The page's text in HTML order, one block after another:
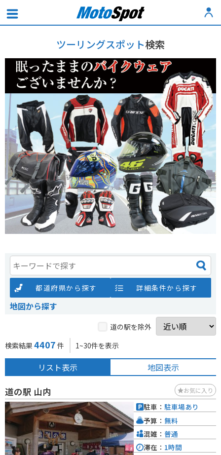
ツーリングスポット検索
都道府県から探す 詳細条件から探す
地図から探す
道の駅を除外
検索結果 4407 件 1~30件を表示
リスト表示 地図表示
道の駅 山内 お気に入り
駐車： 駐車場あり
予算： 無料
混雑： 普通
滞在： 1時間